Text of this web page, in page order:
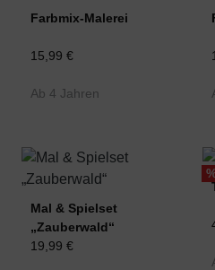
Farbmix-Malerei
15,99 €
Ab 4 Jahren
Mal & Spielset
„Zauberwald“
19,99 €